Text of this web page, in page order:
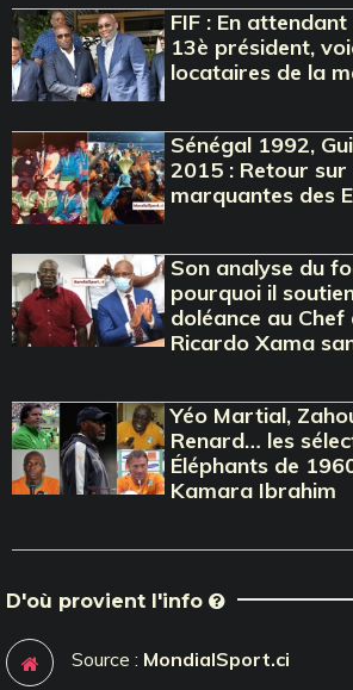
FIF : En
13è président,
locataires de la
Sénégal 1992,
2015 : Retour
marquantes des
Son analyse du
pourquoi il
doléance au Chef
Ricardo Xama
Yéo Martial,
Renard… les
Éléphants de
Kamara Ibrahim
D'où provient l'info
Source : MondialSport.ci